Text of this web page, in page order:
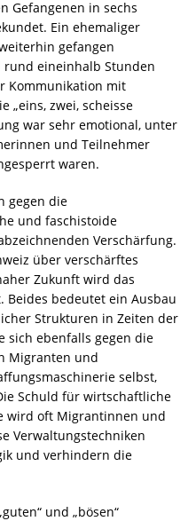
Gefangenen in sechs
Ein ehemaliger
gefangen
rund eineinhalb Stunden
Kommunikation mit
„eins, zwei, scheisse
war sehr emotional, unter
und Teilnehmer
waren.
gegen die
und faschistoide
Verschärfung.
über verschärftes
Zukunft wird das
Beides bedeutet ein Ausbau
Strukturen in Zeiten der
sich ebenfalls gegen die
Migranten und
selbst,
Schuld für wirtschaftliche
wird oft Migrantinnen und
Verwaltungstechniken
und verhindern die
und „bösen“